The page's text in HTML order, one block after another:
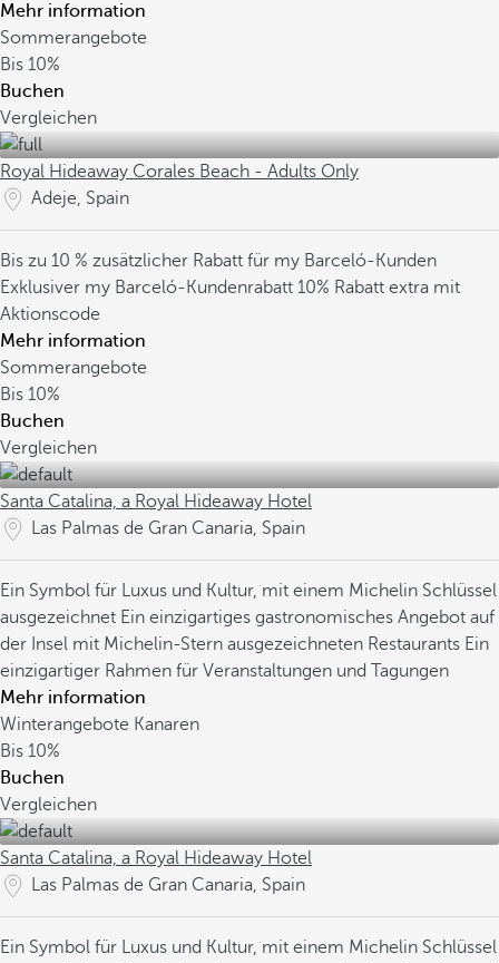
Mehr information
Sommerangebote
Bis 10%
Buchen
Vergleichen
Royal Hideaway Corales Beach - Adults Only
Adeje, Spain
Bis zu 10 % zusätzlicher Rabatt für my Barceló-Kunden
Exklusiver my Barceló-Kundenrabatt 10% Rabatt extra mit
Aktionscode
Mehr information
Sommerangebote
Bis 10%
Buchen
Vergleichen
Santa Catalina, a Royal Hideaway Hotel
Las Palmas de Gran Canaria, Spain
Ein Symbol für Luxus und Kultur, mit einem Michelin Schlüssel
ausgezeichnet Ein einzigartiges gastronomisches Angebot auf
der Insel mit Michelin-Stern ausgezeichneten Restaurants Ein
einzigartiger Rahmen für Veranstaltungen und Tagungen
Mehr information
Winterangebote Kanaren
Bis 10%
Buchen
Vergleichen
Santa Catalina, a Royal Hideaway Hotel
Las Palmas de Gran Canaria, Spain
Ein Symbol für Luxus und Kultur, mit einem Michelin Schlüssel